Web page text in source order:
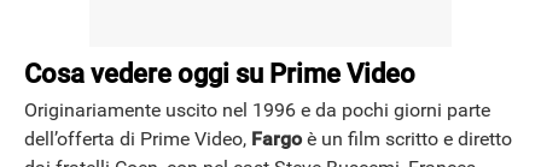
Cosa vedere oggi su Prime Video
Originariamente uscito nel 1996 e da pochi giorni parte
dell’offerta di Prime Video, Fargoè un film scritto e diretto